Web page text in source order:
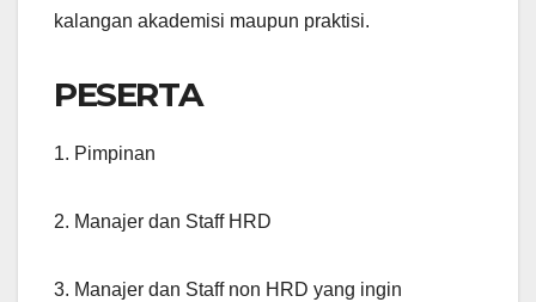
kalangan akademisi maupun praktisi.
PESERTA
1. Pimpinan
2. Manajer dan Staff HRD
3. Manajer dan Staff non HRD yang ingin